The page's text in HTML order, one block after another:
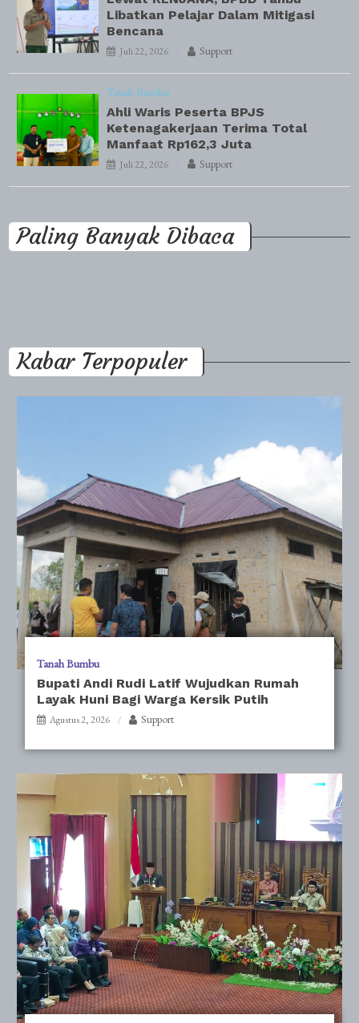
Libatkan Pelajar Dalam Mitigasi
Bencana
Juli 22, 2026 Support
Tanah Bumbu
Ahli Waris Peserta BPJS
Ketenagakerjaan Terima Total
Manfaat Rp162,3 Juta
Juli 22, 2026 Support
Paling Banyak Dibaca
Kabar Terpopuler
Tanah Bumbu
Bupati Andi Rudi Latif Wujudkan Rumah
Layak Huni Bagi Warga Kersik Putih
Agustus 2, 2026 Support